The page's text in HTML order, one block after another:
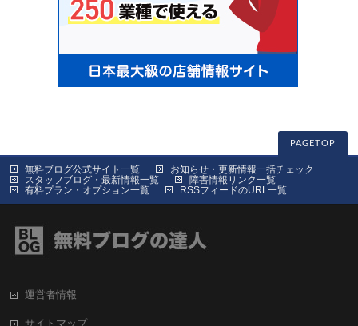
PAGETOP
無料ブログ公式サイト一覧
お知らせ・更新情報一括チェック
スタッフブログ・最新情報一覧
障害情報リンク一覧
有料プラン・オプション一覧
RSSフィードのURL一覧
運営者情報
サイトマップ